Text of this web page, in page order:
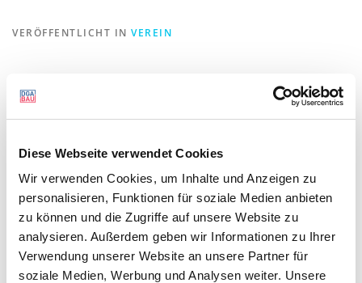
Diese Webseite verwendet Cookies
Wir verwenden Cookies, um Inhalte und Anzeigen zu
personalisieren, Funktionen für soziale Medien anbieten
zu können und die Zugriffe auf unsere Website zu
analysieren. Außerdem geben wir Informationen zu Ihrer
Verwendung unserer Website an unsere Partner für
soziale Medien, Werbung und Analysen weiter. Unsere
VERÖFFENTLICHT IN VEREIN
Suchen
nach:
UNSERE LEISTUNGEN
Literatur
Streitlöserliste-alt
Verfahrensfinder
Mitglied oder Streitlöser werden